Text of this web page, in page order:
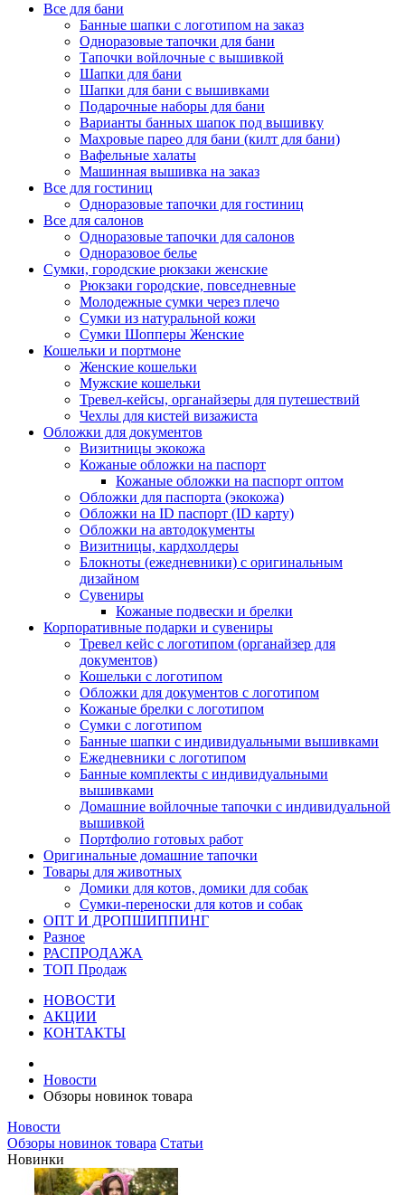
Все для бани
Банные шапки с логотипом на заказ
Одноразовые тапочки для бани
Тапочки войлочные с вышивкой
Шапки для бани
Шапки для бани с вышивками
Подарочные наборы для бани
Варианты банных шапок под вышивку
Махровые парео для бани (килт для бани)
Вафельные халаты
Машинная вышивка на заказ
Все для гостиниц
Одноразовые тапочки для гостиниц
Все для салонов
Одноразовые тапочки для салонов
Одноразовое белье
Сумки, городские рюкзаки женские
Рюкзаки городские, повседневные
Молодежные сумки через плечо
Сумки из натуральной кожи
Сумки Шопперы Женские
Кошельки и портмоне
Женские кошельки
Мужские кошельки
Тревел-кейсы, органайзеры для путешествий
Чехлы для кистей визажиста
Обложки для документов
Визитницы экокожа
Кожаные обложки на паспорт
Кожаные обложки на паспорт оптом
Обложки для паспорта (экокожа)
Обложки на ID паспорт (ID карту)
Обложки на автодокументы
Визитницы, кардхолдеры
Блокноты (ежедневники) с оригинальным
дизайном
Сувениры
Кожаные подвески и брелки
Корпоративные подарки и сувениры
Тревел кейс с логотипом (органайзер для
документов)
Кошельки с логотипом
Обложки для документов с логотипом
Кожаные брелки с логотипом
Сумки с логотипом
Банные шапки с индивидуальными вышивками
Ежедневники с логотипом
Банные комплекты с индивидуальными
вышивками
Домашние войлочные тапочки с индивидуальной
вышивкой
Портфолио готовых работ
Оригинальные домашние тапочки
Товары для животных
Домики для котов, домики для собак
Сумки-переноски для котов и собак
ОПТ И ДРОПШИППИНГ
Разное
РАСПРОДАЖА
ТОП Продаж
НОВОСТИ
АКЦИИ
КОНТАКТЫ
Новости
Обзоры новинок товара
Новости
Обзоры новинок товара Статьи
Новинки